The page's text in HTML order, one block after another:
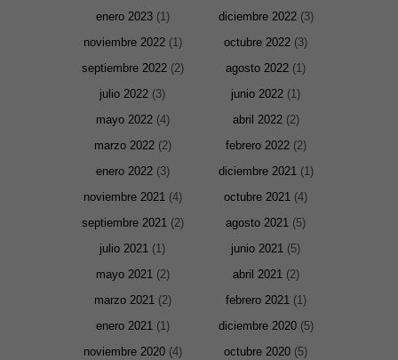
enero 2023(1) diciembre 2022(3)
noviembre 2022(1) octubre 2022 (3)
septiembre 2022(2) agosto 2022 (1)
julio 2022 (3) junio 2022 (1)
mayo 2022(4) abril 2022(2)
marzo 2022(2) febrero 2022(2)
enero 2022(3) diciembre 2021(1)
noviembre 2021(4) octubre 2021 (4)
septiembre 2021(2) agosto 2021 (5)
julio 2021 (1) junio 2021 (5)
mayo 2021(2) abril 2021(2)
marzo 2021(2) febrero 2021(1)
enero 2021(1) diciembre 2020(5)
noviembre 2020(4) octubre 2020 (5)